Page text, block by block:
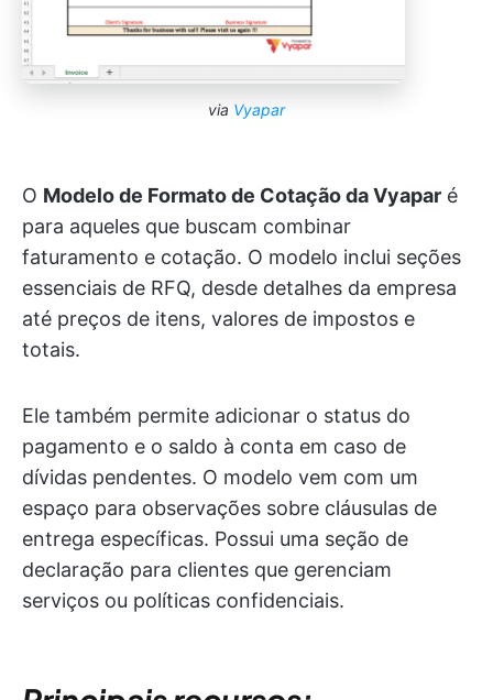
via Vyapar
O Modelo de Formato de Cotação da Vyapar é
para aqueles que buscam combinar
faturamento e cotação. O modelo inclui seções
essenciais de RFQ, desde detalhes da empresa
até preços de itens, valores de impostos e
totais.
Ele também permite adicionar o status do
pagamento e o saldo à conta em caso de
dívidas pendentes. O modelo vem com um
espaço para observações sobre cláusulas de
entrega específicas. Possui uma seção de
declaração para clientes que gerenciam
serviços ou políticas confidenciais.